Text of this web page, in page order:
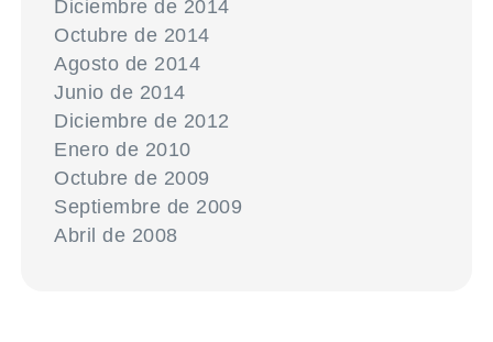
Diciembre de 2014
Octubre de 2014
Agosto de 2014
Junio de 2014
Diciembre de 2012
Enero de 2010
Octubre de 2009
Septiembre de 2009
Abril de 2008